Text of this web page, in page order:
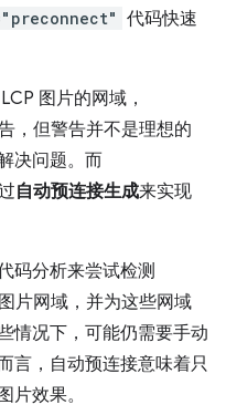
代码快速
图片的网域，
，但警告并不是理想的
决问题。而
自动预连接生成来实现
码分析来尝试检测
片网域，并为这些网域
情况下，可能仍需要手动
言，自动预连接意味着只
片效果。